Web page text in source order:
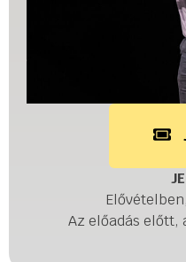
Az előadás előtt,